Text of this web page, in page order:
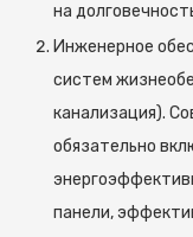
на
Инженерное
систем
канализация).
обязательно
панели,